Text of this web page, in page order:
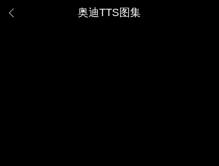
奥迪TTS图集